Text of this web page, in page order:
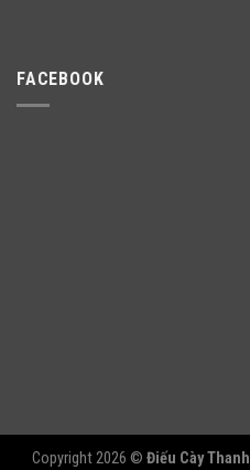
FACEBOOK
Copyright 2026 © Điếu Cày